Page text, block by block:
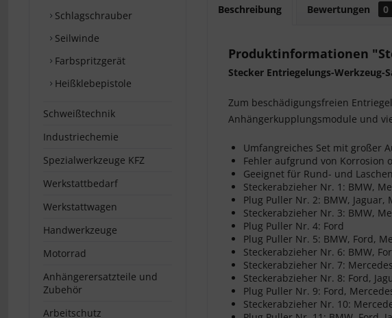
Schlagschrauber
Seilwinde
Farbspritzgerät
Heißklebepistole
Schweißtechnik
Industriechemie
Spezialwerkzeuge KFZ
Werkstattbedarf
Werkstattwagen
Handwerkzeuge
Motorrad
Anhängerersatzteile und
Zubehör
Arbeitschutz
Beschreibung Bewertungen 0
Produktinformationen
Stecker Entriegelungs-Werkzeug-
Zum beschädigungsfreien
Anhängerkupplungsmodule und
Umfangreiches Set mit großer
Fehler aufgrund von Korrosion
Geeignet für Rund- und
Steckerabzieher Nr. 1: BMW,
Plug Puller Nr. 2: BMW, Jaguar,
Steckerabzieher Nr. 3: BMW,
Plug Puller Nr. 4: Ford
Plug Puller Nr. 5: BMW, Ford,
Steckerabzieher Nr. 6: BMW,
Steckerabzieher Nr. 7: Mercedes
Steckerabzieher Nr. 8: Ford,
Plug Puller Nr. 9: Ford,
Steckerabzieher Nr. 10: